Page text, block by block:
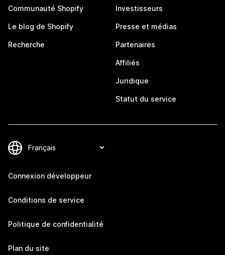
Communauté Shopify
Le blog de Shopify
Recherche
Investisseurs
Presse et médias
Partenaires
Affiliés
Juridique
Statut du service
Connexion développeur
Conditions de service
Politique de confidentialité
Plan du site